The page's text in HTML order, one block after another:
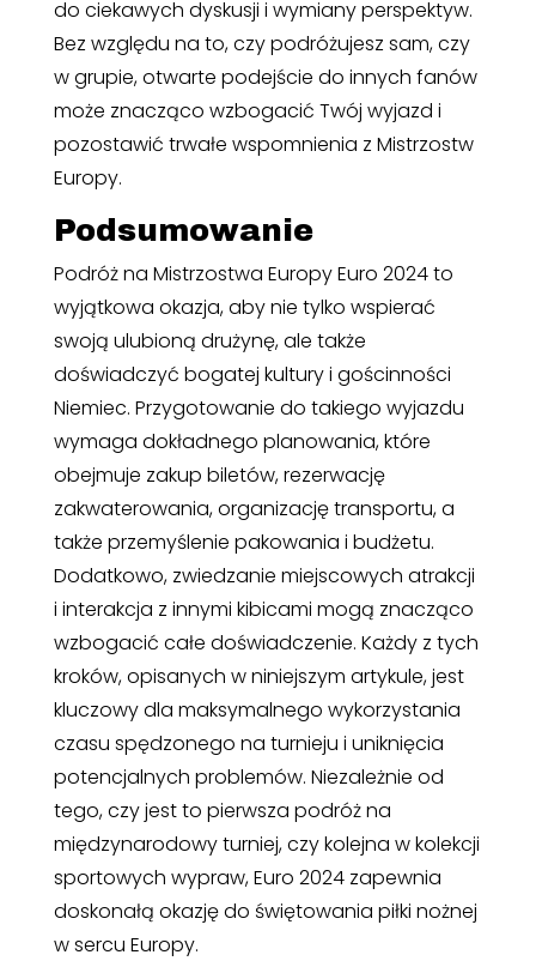
do ciekawych dyskusji i wymiany perspektyw.
Bez względu na to, czy podróżujesz sam, czy
w grupie, otwarte podejście do innych fanów
może znacząco wzbogacić Twój wyjazd i
pozostawić trwałe wspomnienia z Mistrzostw
Europy.
Podsumowanie
Podróż na Mistrzostwa Europy Euro 2024 to
wyjątkowa okazja, aby nie tylko wspierać
swoją ulubioną drużynę, ale także
doświadczyć bogatej kultury i gościnności
Niemiec. Przygotowanie do takiego wyjazdu
wymaga dokładnego planowania, które
obejmuje zakup biletów, rezerwację
zakwaterowania, organizację transportu, a
także przemyślenie pakowania i budżetu.
Dodatkowo, zwiedzanie miejscowych atrakcji
i interakcja z innymi kibicami mogą znacząco
wzbogacić całe doświadczenie. Każdy z tych
kroków, opisanych w niniejszym artykule, jest
kluczowy dla maksymalnego wykorzystania
czasu spędzonego na turnieju i uniknięcia
potencjalnych problemów. Niezależnie od
tego, czy jest to pierwsza podróż na
międzynarodowy turniej, czy kolejna w kolekcji
sportowych wypraw, Euro 2024 zapewnia
doskonałą okazję do świętowania piłki nożnej
w sercu Europy.